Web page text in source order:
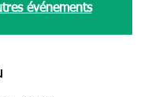
événements